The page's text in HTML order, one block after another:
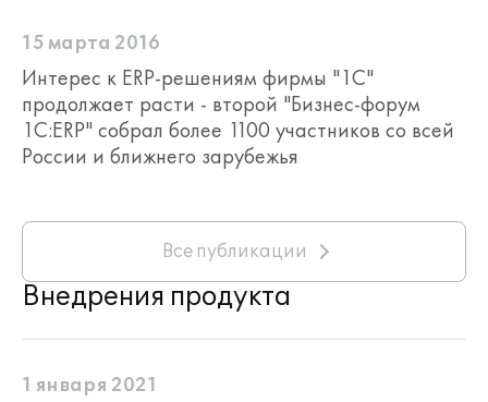
15 марта 2016
Интерес к ERP-решениям фирмы "1С"
продолжает расти - второй "Бизнес-форум
1С:ERP" собрал более 1100 участников со всей
России и ближнего зарубежья
Все публикации
Внедрения продукта
1 января 2021